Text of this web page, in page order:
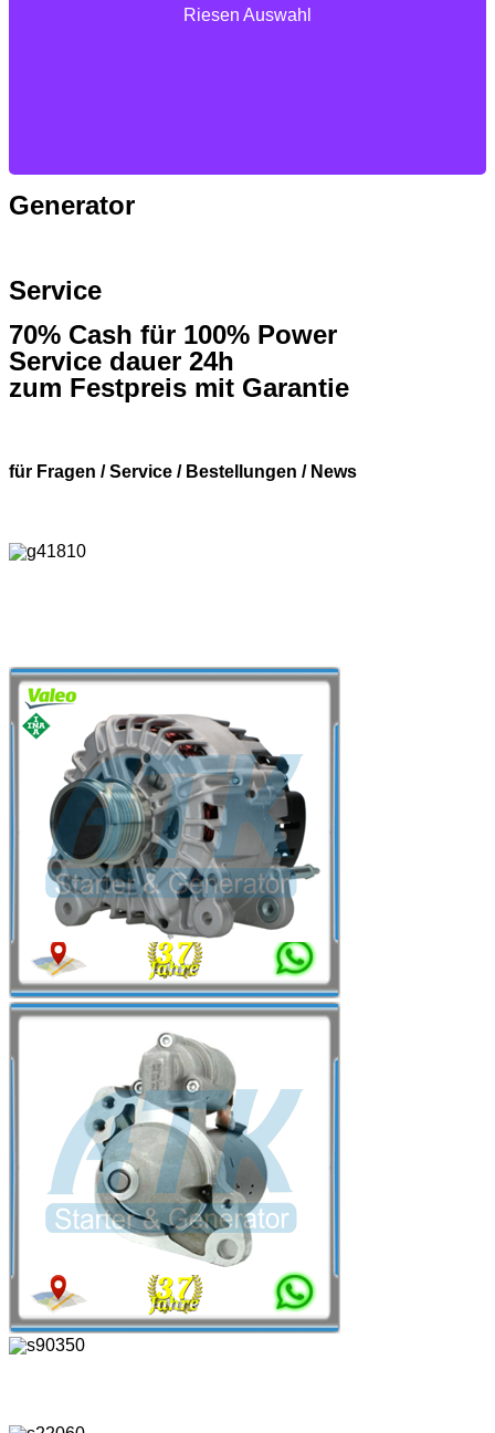
Riesen Auswahl
mehr als 14.000 auf Lager
Generator
Service
70% Cash für 100% Power
Service dauer 24h
zum Festpreis mit Garantie
für Fragen / Service / Bestellungen / News